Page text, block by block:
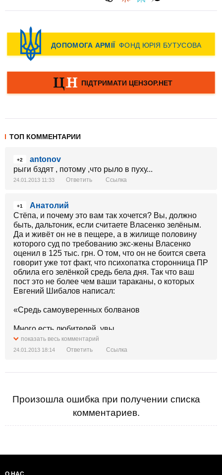
ТОП КОММЕНТАРИИ
+2
antonov
рыги бздят , потому ,что рыло в пуху...
24.01.2013 11:33 Ответить Ссылка
+1
Анатолий
Стёпа, и почему это вам так хочется? Вы, должно
быть, дальтоник, если считаете Власенко зелёным.
Да и живёт он не в пещере, а в жилище половину
которого суд по требованию экс-жены Власенко
оценил в 125 тыс. грн. О том, что он не боится света
говорит уже тот факт, что психопатка сторонница ПР
облила его зелёнкой средь бела дня. Так что ваш
пост это не более чем ваши тараканы, о которых
Евгений Шибалов написал:
«Средь самоуверенных болванов
Много есть любителей, увы,
Выпасать прилюдно тараканов
показать весь комментарий
24.01.2013 18:14 Ответить Ссылка
Произошла ошибка при получении списка
комментариев.